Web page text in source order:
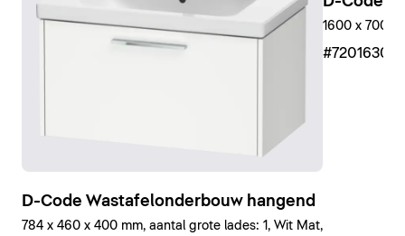
D-Code Wastafelonderbouw hangend
784 x 460 x 400 mm, aantal grote lades: 1, Wit Mat,
1600 x 700